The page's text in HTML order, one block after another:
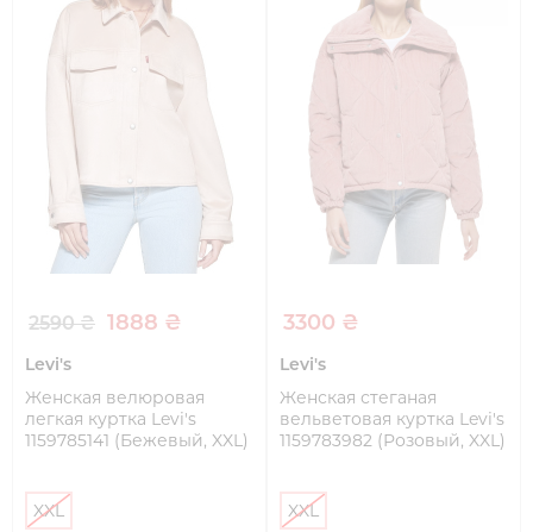
2590 ₴ 1888 ₴
Levi's
Женская велюровая
легкая куртка Levi's
1159785141 (Бежевый, XXL)
XXL
3300 ₴
Levi's
Женская стеганая
вельветовая куртка Levi's
1159783982 (Розовый, XXL)
XXL